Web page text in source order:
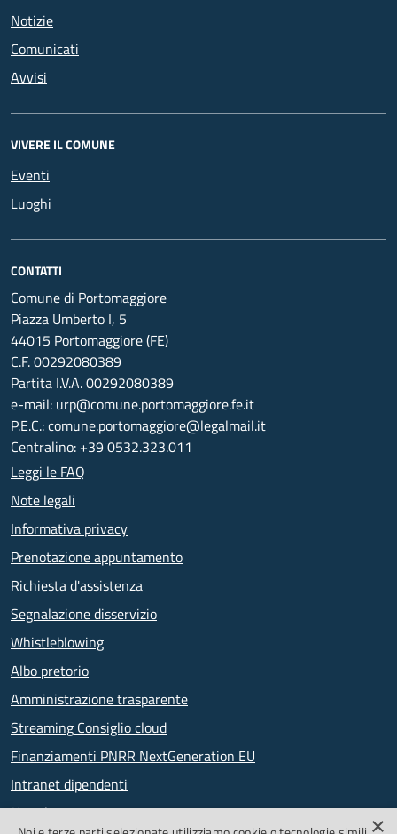
Notizie
Comunicati
Avvisi
VIVERE IL COMUNE
Eventi
Luoghi
CONTATTI
Comune di Portomaggiore
Piazza Umberto I, 5
44015 Portomaggiore (FE)
C.F. 00292080389
Partita I.V.A. 00292080389
e-mail: urp@comune.portomaggiore.fe.it
P.E.C.: comune.portomaggiore@legalmail.it
Centralino: +39 0532.323.011
Leggi le FAQ
Note legali
Informativa privacy
Prenotazione appuntamento
Richiesta d'assistenza
Segnalazione disservizio
Whistleblowing
Albo pretorio
Amministrazione trasparente
Streaming Consiglio cloud
Finanziamenti PNRR NextGeneration EU
Intranet dipendenti
Newsletter
×